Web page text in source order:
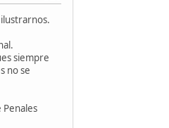
siempre
no se
Penales